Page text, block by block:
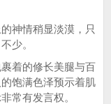
神情稍显淡漠，只
少。
着的修长美腿与百
饱满色泽预示着肌
常有发言权。